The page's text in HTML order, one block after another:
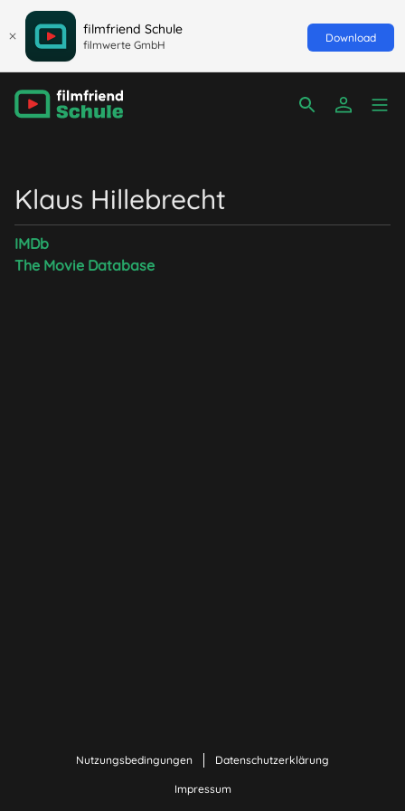
filmfriend Schule
filmwerte GmbH
Download
Klaus Hillebrecht
IMDb
The Movie Database
Nutzungsbedingungen Datenschutzerklärung
Impressum